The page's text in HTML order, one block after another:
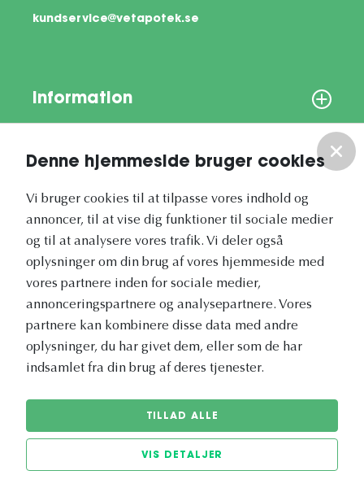
Denne hjemmeside bruger cookies
Vi bruger cookies til at tilpasse vores indhold og
annoncer, til at vise dig funktioner til sociale medier
og til at analysere vores trafik. Vi deler også
oplysninger om din brug af vores hjemmeside med
vores partnere inden for sociale medier,
annonceringspartnere og analysepartnere. Vores
partnere kan kombinere disse data med andre
oplysninger, du har givet dem, eller som de har
indsamlet fra din brug af deres tjenester.
TILLAD ALLE
VIS DETALJER
kundservice@vetapotek.se
Information
Vores nyhedsbrev
Vetapotek.dk er en del af
Evidensia
Dyresundhedspleje
© 2026 Vetapotek